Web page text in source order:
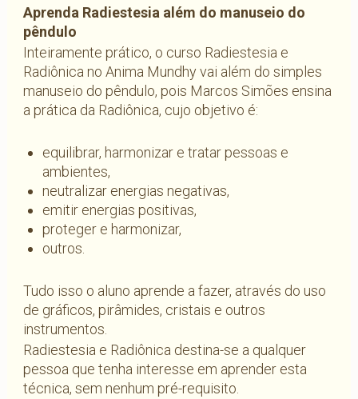
Aprenda Radiestesia além do manuseio do
pêndulo
Inteiramente prático, o curso Radiestesia e
Radiônica no Anima Mundhy vai além do simples
manuseio do pêndulo, pois Marcos Simões ensina
a prática da Radiônica, cujo objetivo é:
equilibrar, harmonizar e tratar pessoas e
ambientes,
neutralizar energias negativas,
emitir energias positivas,
proteger e harmonizar,
outros.
Tudo isso o aluno aprende a fazer, através do uso
de gráficos, pirâmides, cristais e outros
instrumentos.
Radiestesia e Radiônica destina-se a qualquer
pessoa que tenha interesse em aprender esta
técnica, sem nenhum pré-requisito.